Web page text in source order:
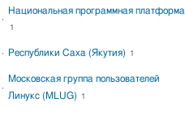
Национальная программная платформа
1
Республики Саха (Якутия) 1
Московская группа пользователей
Линукс (MLUG)
1